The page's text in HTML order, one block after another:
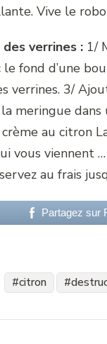
Vive le
verrines : 1/
le fond d’une
verrines. 3/
meringue
au citron
vous viennent
au frais
Partagez sur
citron